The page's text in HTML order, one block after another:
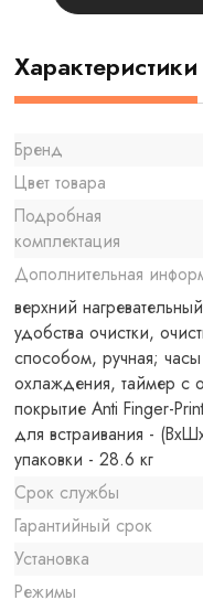
Характеристики
Бренд
Цвет товара
Подробная
комплектация
Дополнительная
верхний
удобства очистки,
способом, ручная;
охлаждения, таймер с
покрытие Anti Finger-
для встраивания -
упаковки - 28.6 кг
Срок службы
Гарантийный срок
Установка
Режимы